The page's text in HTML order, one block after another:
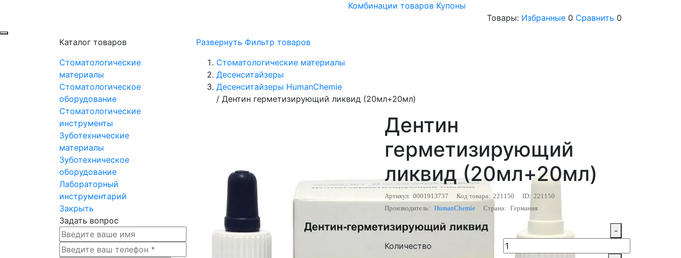
Комбинации товаров Купоны
Товары: Избранные 0 Сравнить 0
Каталог товаров
Стоматологические
материалы
Стоматологическое
оборудование
Стоматологические
инструменты
Зуботехнические
материалы
Зуботехническое
оборудование
Лабораторный
инструментарий
Закрыть
Задать вопрос
Развернуть Фильтр товаров
Стоматологические материалы
Десенситайзеры
Десенситайзеры HumanChemie
/ Дентин герметизирующий ликвид (20мл+20мл)
Дентин
герметизирующий
ликвид (20мл+20мл)
Артикул: 0001913737 Код товара: 221150 ID: 221150
Производитель: HumanChemie Страна: Германия
Количество
-